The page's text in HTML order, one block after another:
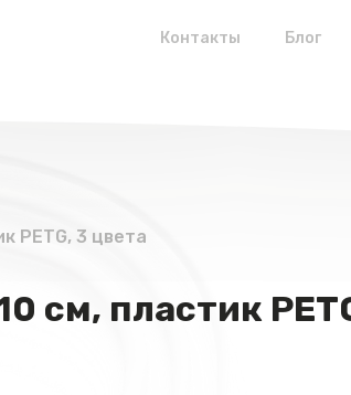
Контакты Блог
PETG, 3 цвета
см, пластик